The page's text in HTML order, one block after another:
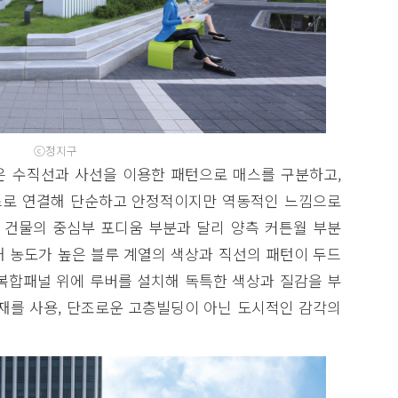
ⓒ정지구
직선과 사선을 이용한 패턴으로 매스를 구분하고,
연결해 단순하고 안정적이지만 역동적인 느낌으로
물의 중심부 포디움 부분과 달리 양측 커튼월 부분
도가 높은 블루 계열의 색상과 직선의 패턴이 두드
패널 위에 루버를 설치해 독특한 색상과 질감을 부
사용, 단조로운 고층빌딩이 아닌 도시적인 감각의